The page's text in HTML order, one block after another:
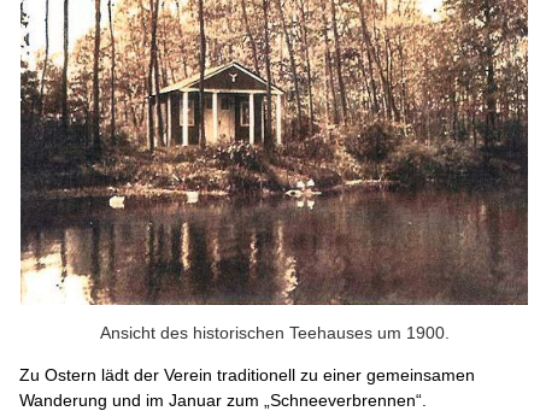
Ansicht des historischen Teehauses um 1900.
Zu Ostern lädt der Verein traditionell zu einer gemeinsamen
Wanderung und im Januar zum „Schneeverbrennen“.